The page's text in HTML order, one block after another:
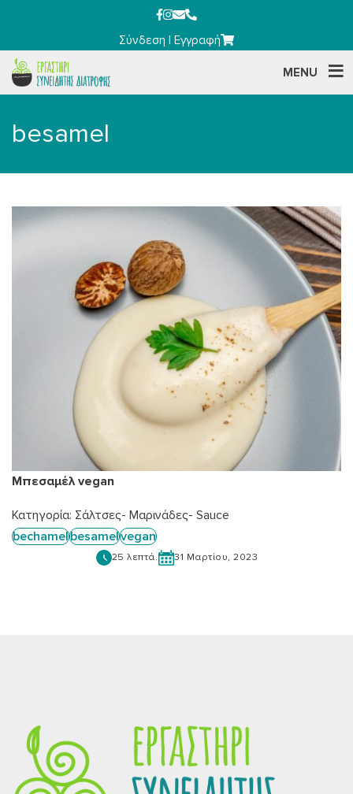
Σύνδεση |Εγγραφή
MENU
besamel
Μπεσαμέλ vegan
Κατηγορία: Σάλτσες- Μαρινάδες- Sauce
bechamelbesamelvegan
25 λεπτά. 31 Μαρτίου, 2023